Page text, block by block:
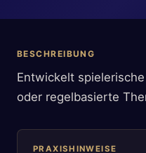
BESCHREIBUNG
Entwickelt
oder regelbasierte
PRAXISHINWEISE